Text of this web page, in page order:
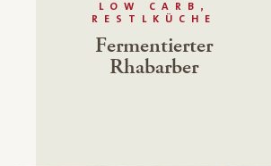
LOW CARB,
RESTLKÜCHE
Fermentierter
Rhabarber